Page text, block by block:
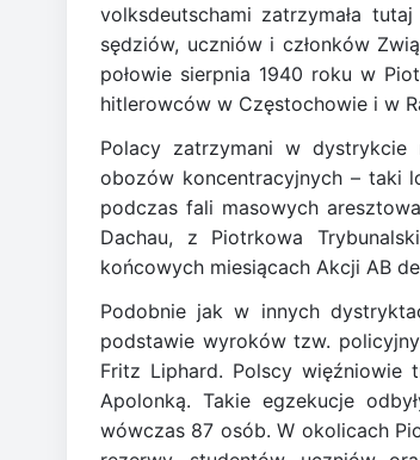
volksdeutschami zatrzymała
sędziów, uczniów i członków
połowie sierpnia 1940 roku w
hitlerowców w Częstochowie i w
Polacy zatrzymani w
obozów koncentracyjnych – taki
podczas fali masowych
Dachau, z Piotrkowa
końcowych miesiącach Akcji AB
Podobnie jak w innych
podstawie wyroków tzw.
Fritz Liphard. Polscy
Apolonką. Takie egzekucje
wówczas 87 osób. W okolicach